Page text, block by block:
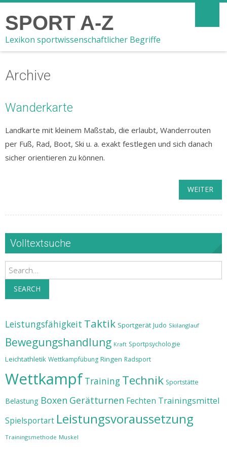
SPORT A-Z
Lexikon sportwissenschaftlicher Begriffe
Archive
Wanderkarte
Landkarte mit kleinem Maßstab, die erlaubt, Wanderrouten
per Fuß, Rad, Boot, Ski u. a. exakt festlegen und sich danach
sicher orientieren zu können.
WEITER
Volltextsuche
Search
SEARCH
Leistungsfähigkeit Taktik Sportgerät Judo Skilanglauf
Bewegungshandlung Kraft Sportpsychologie
Leichtathletik Wettkampfübung Ringen Radsport
Wettkampf Training Technik Sportstätte
Belastung Boxen Gerätturnen Fechten Trainingsmittel
Spielsportart Leistungsvoraussetzung
Trainingsmethode Muskel